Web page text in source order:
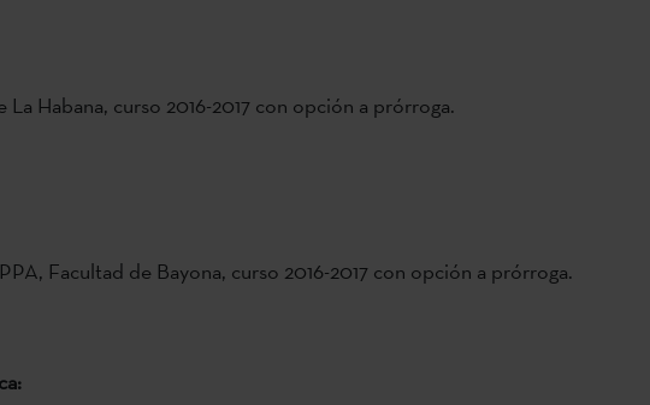
La Habana, curso 2016-2017 con opción a prórroga.
Facultad de Bayona, curso 2016-2017 con opción a prórroga.